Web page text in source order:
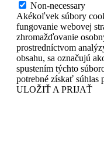
Non-necessary
Akékoľvek súbory
fungovanie webovej
zhromažďovanie
prostredníctvom
obsahu, sa označujú
spustením týchto
potrebné získať súhlas
ULOŽIŤ A PRIJAŤ